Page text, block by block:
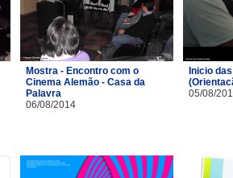
Mostra - Encontro com o
Cinema Alemão - Casa da
Palavra
06/08/2014
Inicio
05/08/